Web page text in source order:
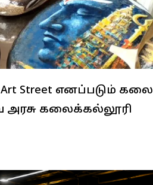
Street எனப்படும் கலை
அரசு கலைக்கல்லூரி